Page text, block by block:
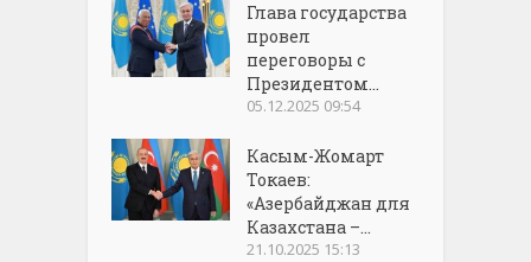
Глава государства
провел
переговоры с
Президентом...
05.12.2025 09:54
Касым-Жомарт
Токаев:
«Азербайджан для
Казахстана –...
21.10.2025 15:13